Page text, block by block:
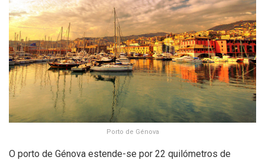
Porto de Génova
O porto de Génova estende-se por 22 quilómetros de